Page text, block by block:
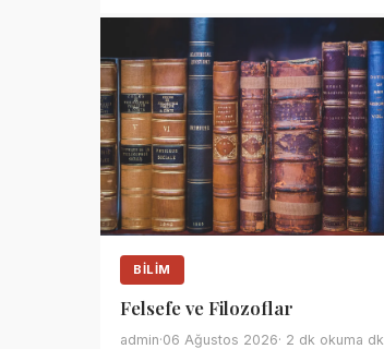
BILIM
Felsefe ve Filozoflar
admin·06 Ağustos 2026· 2 dk okuma dk